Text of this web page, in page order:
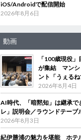
iOS/Androidで配信開始
2026年8月6日
動画
「100歳現役
が集結 マンシ
ント「うぇるね
2026年8月4日
AI時代、「暗黙知」は継承
レ」説明会／ラウンドテーブ
2026年8月3日
紀伊勝浦の魅力を堪能 ホテ